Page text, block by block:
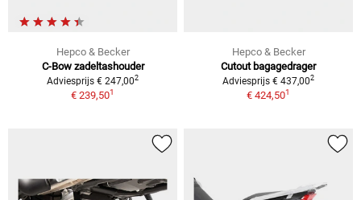
Hepco & Becker
C-Bow zadeltashouder
Adviesprijs € 247,002
€ 239,501
Hepco & Becker
Cutout bagagedrager
Adviesprijs € 437,002
€ 424,501